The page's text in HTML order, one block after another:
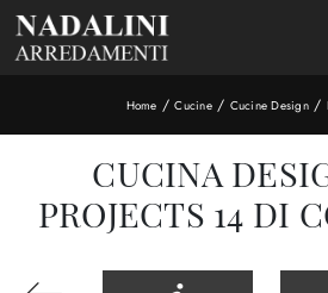
Home /Cucine/ Cucine Design /
CUCINA
PROJECTS 14 DI